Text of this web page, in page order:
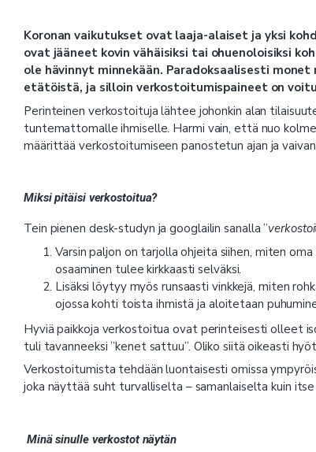
Koronan vaikutukset ovat laaja-alaiset ja yksi
ovat jääneet kovin vähäisiksi tai ohuenoloisiksi
ole hävinnyt minnekään. Paradoksaalisesti
etätöistä, ja silloin verkostoitumispaineet on
Perinteinen verkostoituja lähtee johonkin alan
tuntemattomalle ihmiselle. Harmi vain, että nuo
määrittää verkostoitumiseen panostetun ajan ja
Miksi pitäisi verkostoitua?
Tein pienen desk-studyn ja googlailin sanalla ”
Varsin paljon on tarjolla ohjeita siihen, miten
osaaminen tulee kirkkaasti selväksi.
Lisäksi löytyy myös runsaasti vinkkejä, miten
ojossa kohti toista ihmistä ja aloitetaan
Hyviä paikkoja verkostoitua ovat perinteisesti olleet
tuli tavanneeksi ”kenet sattuu”. Oliko siitä oikeasti
Verkostoitumista tehdään luontaisesti omissa
joka näyttää suht turvalliselta – samanlaiselta kuin itse
Minä sinulle verkostot näytän